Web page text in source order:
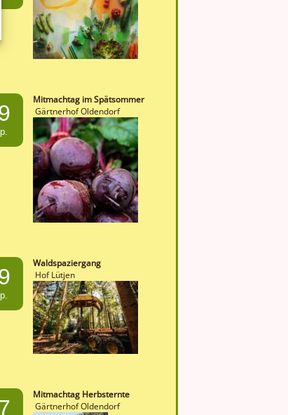
Mitmachtag im Spätsommer
Gärtnerhof Oldendorf
Waldspaziergang
Hof Lütjen
Mitmachtag Herbsternte
Gärtnerhof Oldendorf